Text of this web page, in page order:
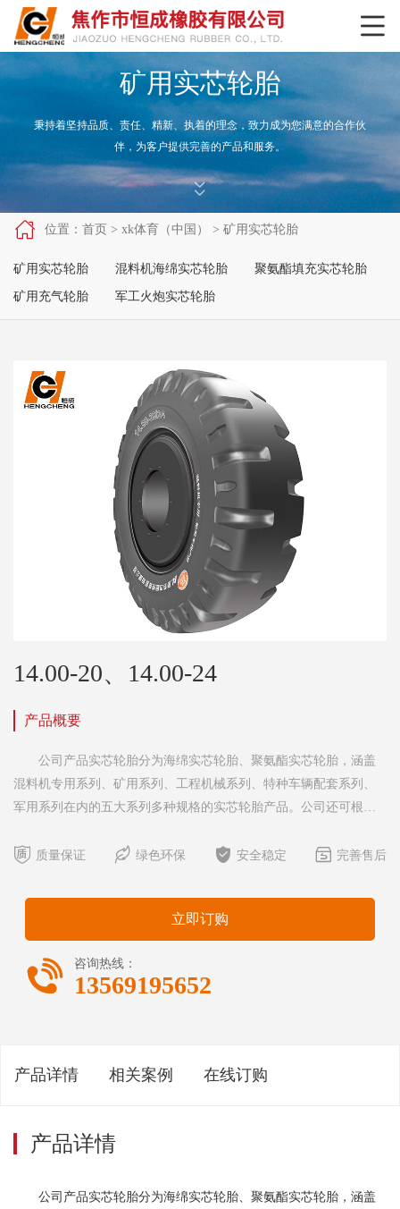

矿用实芯轮胎
秉持着坚持品质、责任、精新、执着的理念，致力成为您满意的合作伙
伴，为客户提供完善的产品和服务。


 位置： 首页 > xk体育（中国） > 矿用实芯轮胎
矿用实芯轮胎 混料机海绵实芯轮胎 聚氨酯填充实芯轮胎
矿用充气轮胎 军工火炮实芯轮胎
14.00-20、14.00-24
产品概要
公司产品实芯轮胎分为海绵实芯轮胎、聚氨酯实芯轮胎，涵盖
混料机专用系列、矿用系列、工程机械系列、特种车辆配套系列、
军用系列在内的五大系列多种规格的实芯轮胎产品。公司还可根据
芯轮胎的承载能力。 公司产品充气轮胎涵盖工业车辆系列、工
格。 实芯轮胎优越性与应用： 海绵实芯轮胎具有承载能力
 质量保证  绿色环保  安全稳定  完善售后
立即订购
 咨询热线：
13569195652
产品详情 相关案例 在线订购
产品详情
公司产品实芯轮胎分为海绵实芯轮胎、聚氨酯实芯轮胎，涵盖